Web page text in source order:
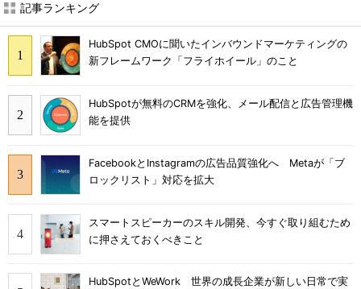
記事ランキング
HubSpot CMOに聞いたインバウンドマーケティングの
新フレームワーク「フライホイール」のこと
HubSpotが無料のCRMを強化、メール配信と広告管理機
能を提供
FacebookとInstagramの広告品質強化へ Metaが「ブ
ロックリスト」対応を拡大
スマートスピーカーのスキル開発、今すぐ取り組むため
に押さえておくべきこと
HubSpotとWeWork 世界の成長企業が新しい日常で実